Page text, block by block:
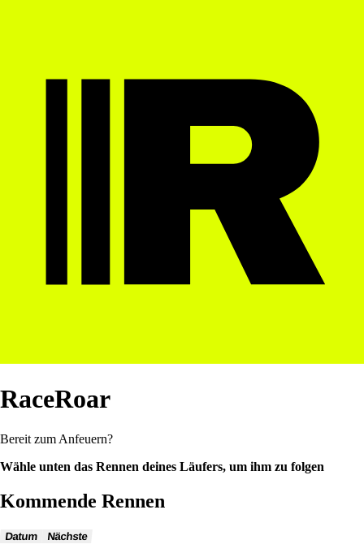
RaceRoar
Bereit zum Anfeuern?
Wähle unten das Rennen deines Läufers, um ihm zu folgen
Kommende Rennen
Datum Nächste